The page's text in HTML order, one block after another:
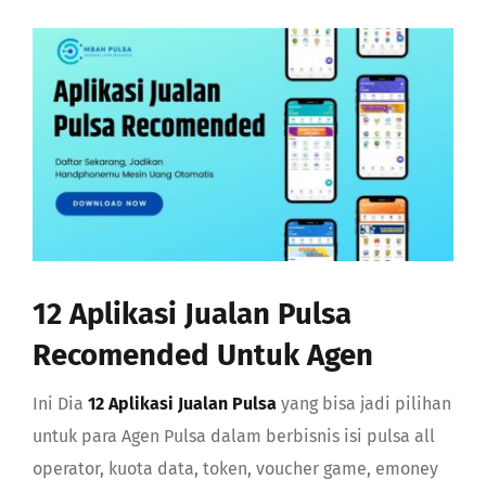
Review
Tips Tutorial
Forum
Search
View
Larger
Image
12 Aplikasi Jualan Pulsa
Recomended Untuk Agen
Ini Dia 12 Aplikasi Jualan Pulsa yang bisa jadi pilihan
untuk para Agen Pulsa dalam berbisnis isi pulsa all
operator, kuota data, token, voucher game, emoney